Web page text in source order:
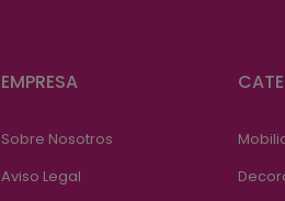
EMPRESA
Sobre Nosotros
Aviso Legal